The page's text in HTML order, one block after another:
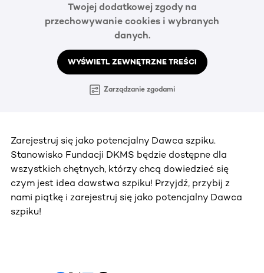
Twojej dodatkowej zgody na
przechowywanie cookies i wybranych
danych.
WYŚWIETL ZEWNĘTRZNE TREŚCI
Zarządzanie zgodami
Zarejestruj się jako potencjalny Dawca szpiku.
Stanowisko Fundacji DKMS będzie dostępne dla
wszystkich chętnych, którzy chcą dowiedzieć się
czym jest idea dawstwa szpiku! Przyjdź, przybij z
nami piątkę i zarejestruj się jako potencjalny Dawca
szpiku!